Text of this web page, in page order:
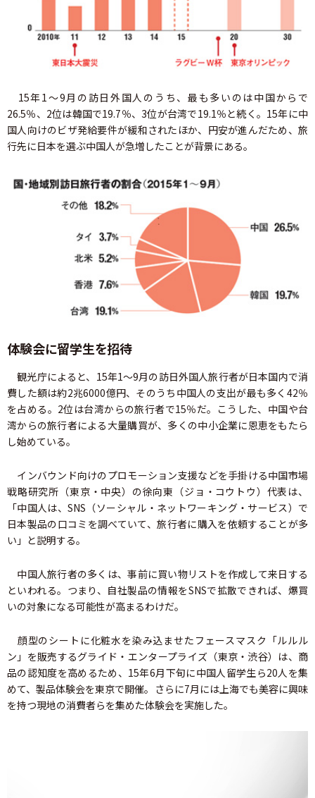
15年1～9月の訪日外国人のうち、最も多いのは中国からで
26.5％、2位は韓国で19.7％、3位が台湾で19.1％と続く。15年に中
国人向けのビザ発給要件が緩和されたほか、円安が進んだため、旅
行先に日本を選ぶ中国人が急増したことが背景にある。
体験会に留学生を招待
観光庁によると、15年1～9月の訪日外国人旅行者が日本国内で消
費した額は約2兆6000億円、そのうち中国人の支出が最も多く42％
を占める。2位は台湾からの旅行者で15％だ。こうした、中国や台
湾からの旅行者による大量購買が、多くの中小企業に恩恵をもたら
し始めている。
インバウンド向けのプロモーション支援などを手掛ける中国市場
戦略研究所（東京・中央）の徐向東（ジョ・コウトウ）代表は、
「中国人は、SNS（ソーシャル・ネットワーキング・サービス）で
日本製品の口コミを調べていて、旅行者に購入を依頼することが多
い」と説明する。
中国人旅行者の多くは、事前に買い物リストを作成して来日する
といわれる。つまり、自社製品の情報をSNSで拡散できれば、爆買
いの対象になる可能性が高まるわけだ。
顔型のシートに化粧水を染み込ませたフェースマスク「ルルル
ン」を販売するグライド・エンタープライズ（東京・渋谷）は、商
品の認知度を高めるため、15年6月下旬に中国人留学生ら20人を集
めて、製品体験会を東京で開催。さらに7月には上海でも美容に興味
を持つ現地の消費者らを集めた体験会を実施した。